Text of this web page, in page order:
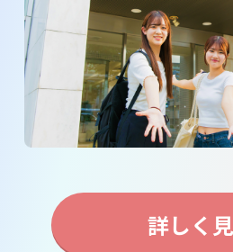
詳しく